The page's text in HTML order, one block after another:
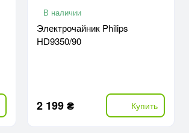
В наличии
Электрочайник Philips
HD9350/90
2 199 ₴ Купить